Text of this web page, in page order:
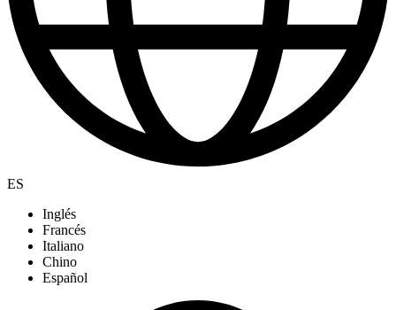
ES
Inglés
Francés
Italiano
Chino
Español